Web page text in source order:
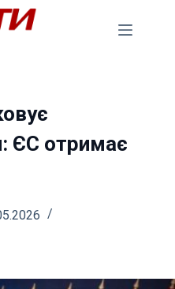
ЄС отримає